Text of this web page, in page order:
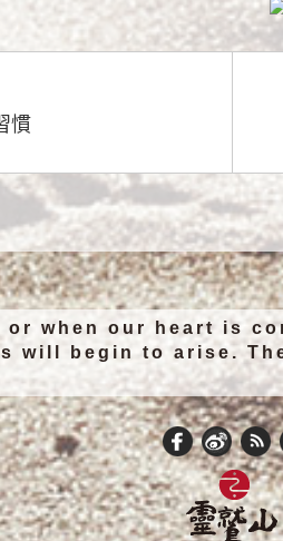
慣
or when our heart is
will begin to arise.